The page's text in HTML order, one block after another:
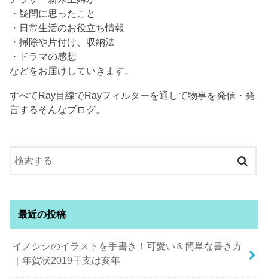
・疑問に思ったこと
・日常生活のお役立ち情報
・掃除や片付け、収納法
・ドラマの感想
などをお届けしていきます。
すべてRay目線でRayフィルターを通して物事を発信・発
言するそんなブログ。
最近の投稿
イノシシのイラストを手書き！可愛い＆簡単な書き方
｜年賀状2019干支は亥年